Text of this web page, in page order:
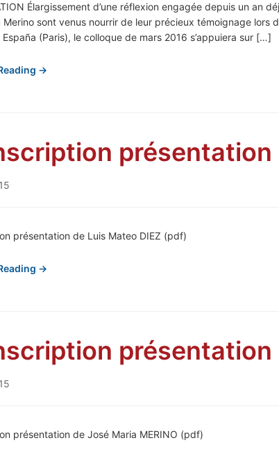
Élargissement d’une réflexion engagée depuis un an
Merino sont venus nourrir de leur précieux témoignage lors
España (Paris), le colloque de mars 2016 s’appuiera sur […]
→
présentation
présentation de Luis Mateo DIEZ (pdf)
→
présentation
présentation de José Maria MERINO (pdf)